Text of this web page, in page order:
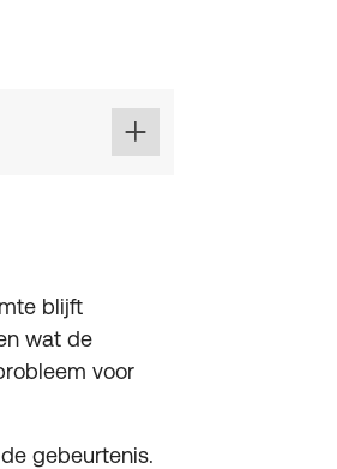
blijft
wat de
voor
gebeurtenis.